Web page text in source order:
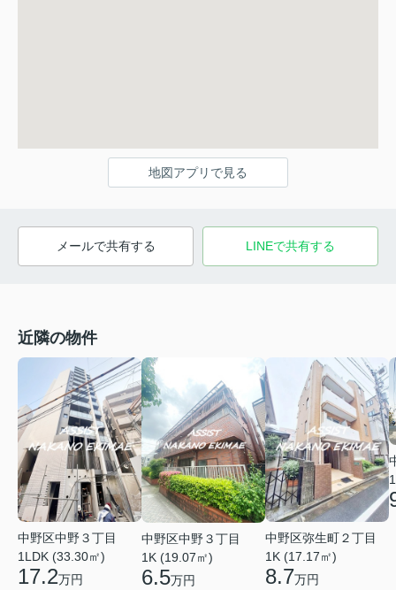
地図アプリで見る
メールで共有する LINEで共有する
近隣の物件
中野区中野３丁目
1LDK (33.30㎡)
17.2万円
中野区中野３丁目
1K (19.07㎡)
6.5万円
中野区弥生町２丁目
1K (17.17㎡)
8.7万円